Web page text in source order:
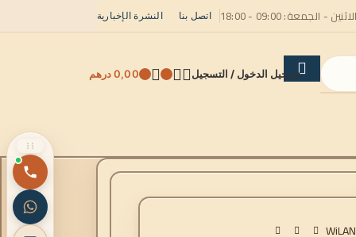
الاثنين - الجمعة: 09:00 - 18:00 النشرة الإخبارية اتصل بنا
تسجيل الدخول / التسجيل 0,00 درهم